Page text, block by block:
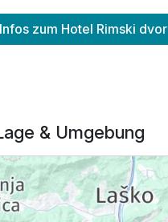
zum Hotel Rimski dvor
& Umgebung